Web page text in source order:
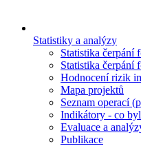
Statistiky a analýzy
Statistika čerpání
Statistika čerpání
Hodnocení rizik
Mapa projektů
Seznam operací
Indikátory - co
Evaluace a
Publikace